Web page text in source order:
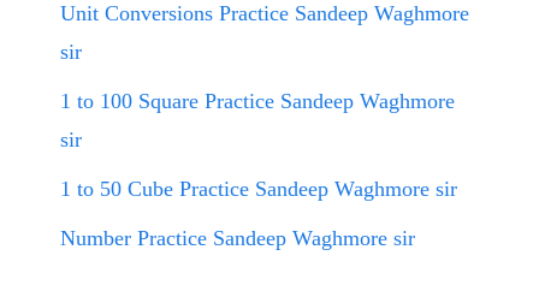
Unit Conversions Practice Sandeep Waghmore
sir
1 to 100 Square Practice Sandeep Waghmore
sir
1 to 50 Cube Practice Sandeep Waghmore sir
Number Practice Sandeep Waghmore sir